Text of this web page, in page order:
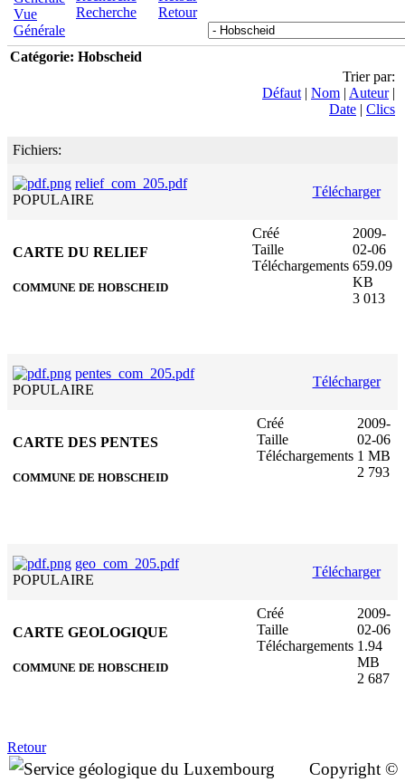
Vue
Générale
Recherche Retour
Catégorie: Hobscheid
Trier par:
Défaut | Nom | Auteur|
Date | Clics
Fichiers:
relief_com_205.pdf
POPULAIRE
Télécharger
CARTE DU RELIEF
COMMUNE DE HOBSCHEID
Créé
Taille
Téléchargements
2009-
02-06
659.09
KB
3 013
pentes_com_205.pdf
POPULAIRE
Télécharger
CARTE DES PENTES
COMMUNE DE HOBSCHEID
Créé
Taille
Téléchargements
2009-
02-06
1 MB
2 793
geo_com_205.pdf
POPULAIRE
Télécharger
CARTE GEOLOGIQUE
COMMUNE DE HOBSCHEID
Créé
Taille
Téléchargements
2009-
02-06
1.94
MB
2 687
Retour
Copyright ©